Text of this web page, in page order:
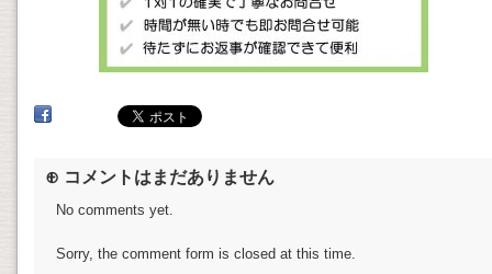
⊕ コメントはまだありません
No comments yet.
Sorry, the comment form is closed at this time.